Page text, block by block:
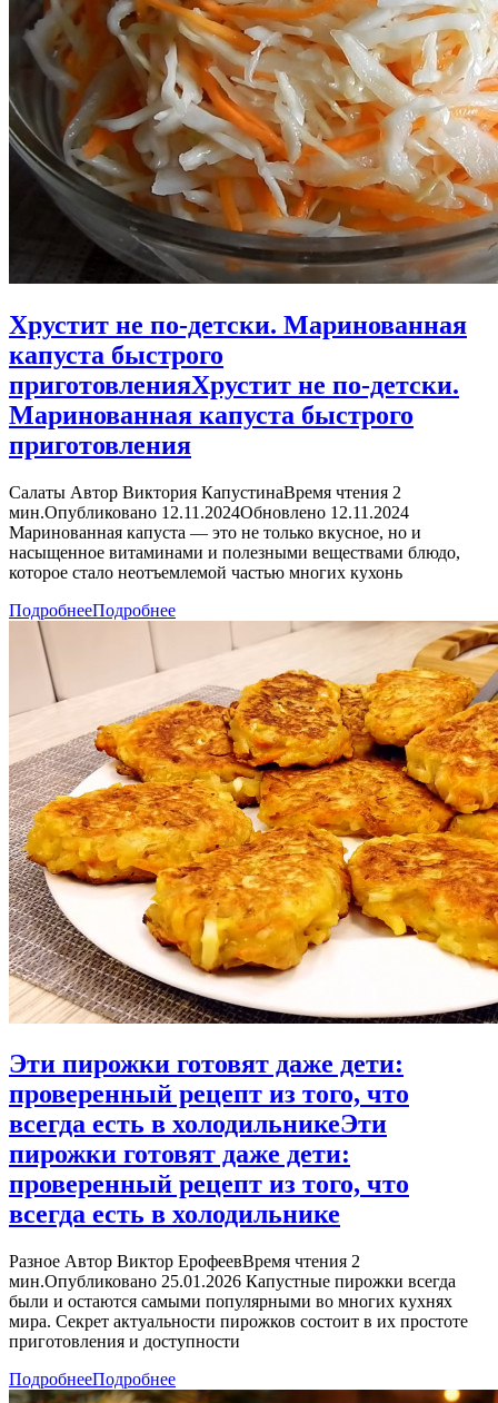
Хрустит не по-детски. Маринованная
капуста быстрого
приготовленияХрустит не по-детски.
Маринованная капуста быстрого
приготовления
Салаты Автор Виктория КапустинаВремя чтения 2
мин.Опубликовано 12.11.2024Обновлено 12.11.2024
Маринованная капуста — это не только вкусное, но и
насыщенное витаминами и полезными веществами блюдо,
которое стало неотъемлемой частью многих кухонь
ПодробнееПодробнее
Эти пирожки готовят даже дети:
проверенный рецепт из того, что
всегда есть в холодильникеЭти
пирожки готовят даже дети:
проверенный рецепт из того, что
всегда есть в холодильнике
Разное Автор Виктор ЕрофеевВремя чтения 2
мин.Опубликовано 25.01.2026 Капустные пирожки всегда
были и остаются самыми популярными во многих кухнях
мира. Секрет актуальности пирожков состоит в их простоте
приготовления и доступности
ПодробнееПодробнее